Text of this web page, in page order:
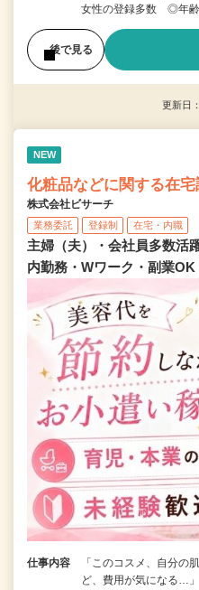
女性の登録多数 ◎年
後で見る
更新日
NEW
化粧品などに関する在
株式会社ビサーチ
業務委託 登録制 在宅・内職
主婦（夫）・会社員多数活
内勤務・Wワーク・副業
仕事内容
「このコスメ、自分の
ど、費用が気になる…